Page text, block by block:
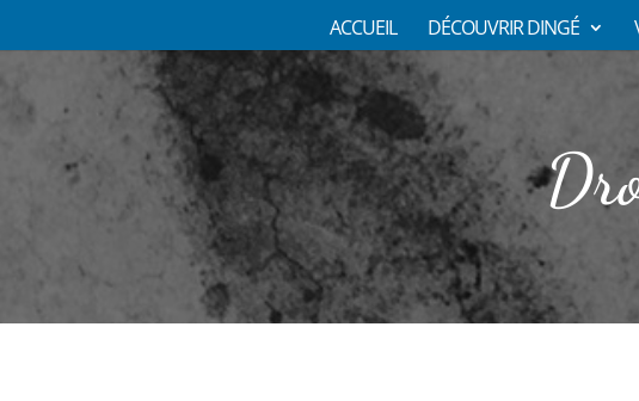
ACCUEIL DÉCOUVRIR DINGÉ